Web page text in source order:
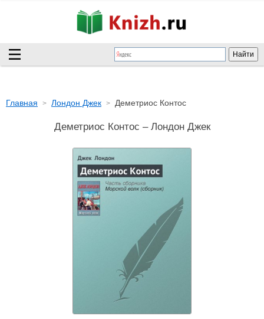
Главная Лондон Джек Деметриос Контос
Деметриос Контос – Лондон Джек